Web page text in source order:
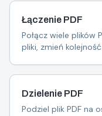
Łączenie PDF
Połącz wiele plików
pliki, zmień
Dzielenie PDF
Podziel plik PDF na